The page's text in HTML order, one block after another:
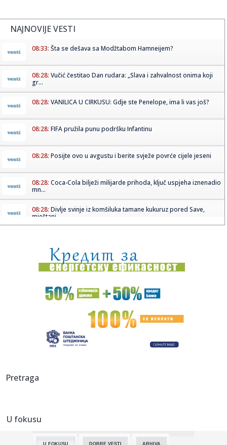
NAJNOVIJE VESTI
08:33: Šta se dešava sa Modžtabom Hamneijem?
08:28: Vučić čestitao Dan rudara: „Slava i zahvalnost onima koji
gr...
08:28: VANILICA U CIRKUSU: Gdje ste Penelope, ima li vas još?
08:28: FIFA pružila punu podršku Infantinu
08:28: Posijte ovo u avgustu i berite svježe povrće cijele jeseni
08:28: Coca-Cola bilježi milijarde prihoda, ključ uspjeha iznenadio
mn...
08:28: Divlje svinje iz komšiluka tamane kukuruz pored Save,
mještani ...
08:28:Eksplodirala plinska boca kod Doboja, gorjelo i nisko
rastinje
08:28:Ema Heming otvoreno o životu uz Brusa Vilisa
Gruzija u mraku: Treći put za dvije nedjelje
08:28:Novo otkriće mijenja pogled na prvu vojnu supersilu svijeta
08:23:
Pretraga
U fokusu
U FOKUSU DOBRE VESTI ARHIVA